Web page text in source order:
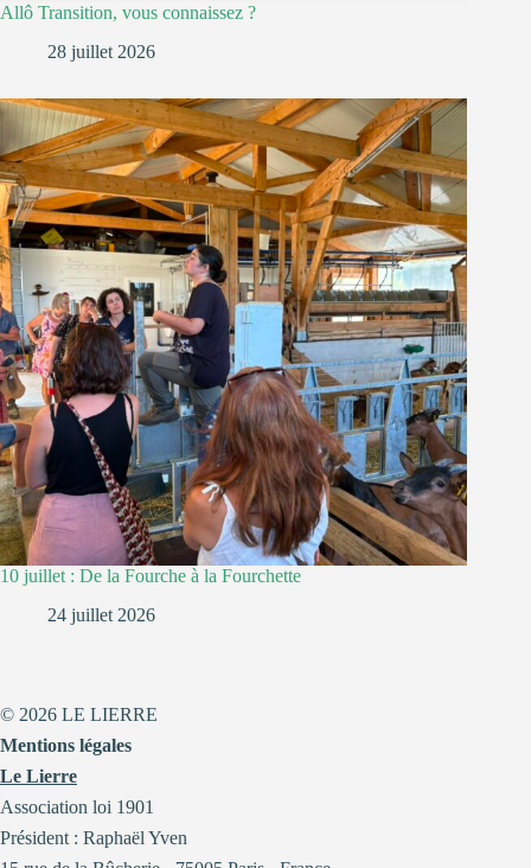
Allô Transition, vous connaissez ?
28 juillet 2026
10 juillet : De la Fourche à la Fourchette
24 juillet 2026
© 2026 LE LIERRE
Mentions légales
Le Lierre
Association loi 1901
Président : Raphaël Yven